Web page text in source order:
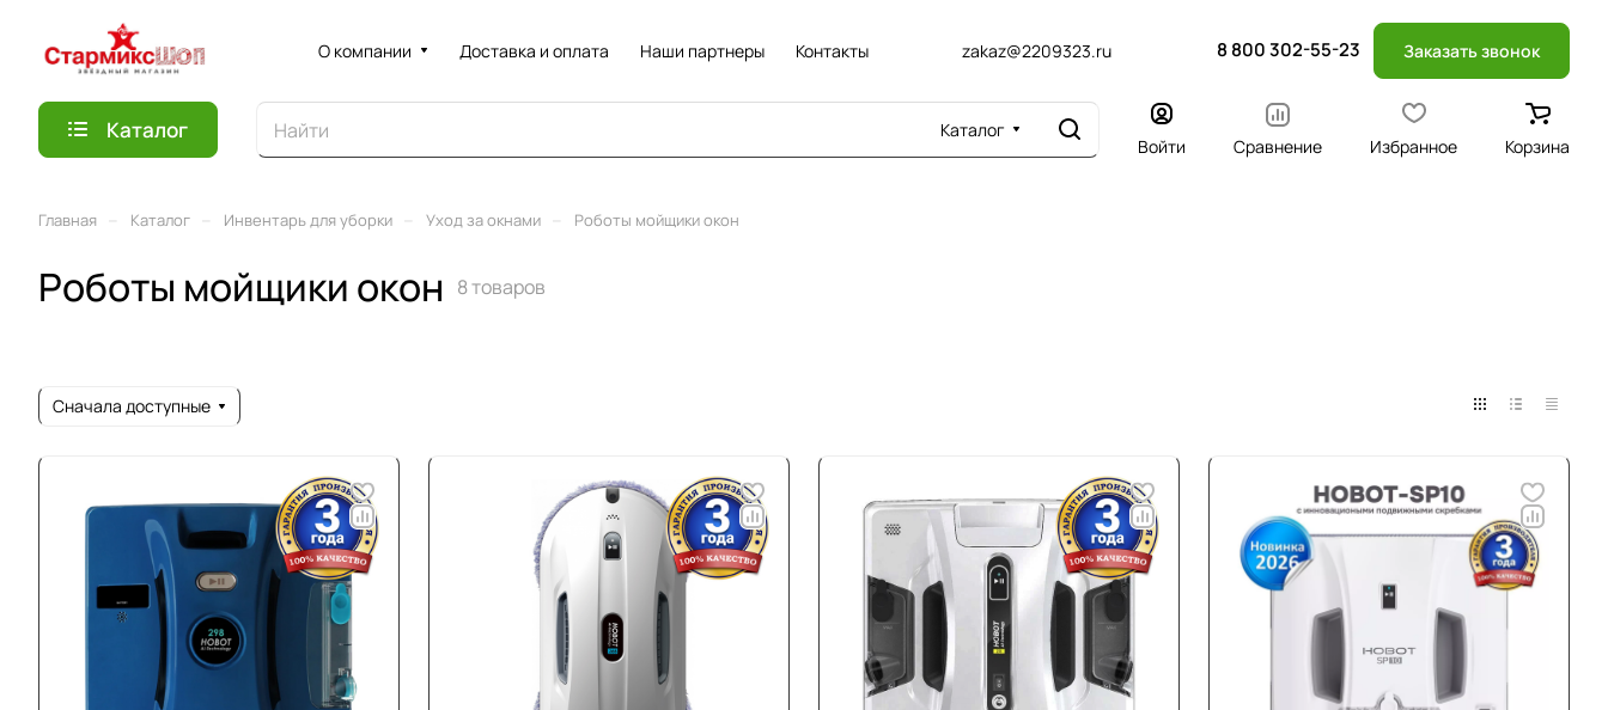
О компании Доставка и оплата Наши партнеры Контакты zakaz@2209323.ru 8 800 302-55-23 Заказать звонок
Каталог Каталог
Войти Сравнение Избранное Корзина
Главная Каталог Инвентарь для уборки Уход за окнами Роботы мойщики окон
Роботы мойщики окон 8 товаров
Сначала доступные